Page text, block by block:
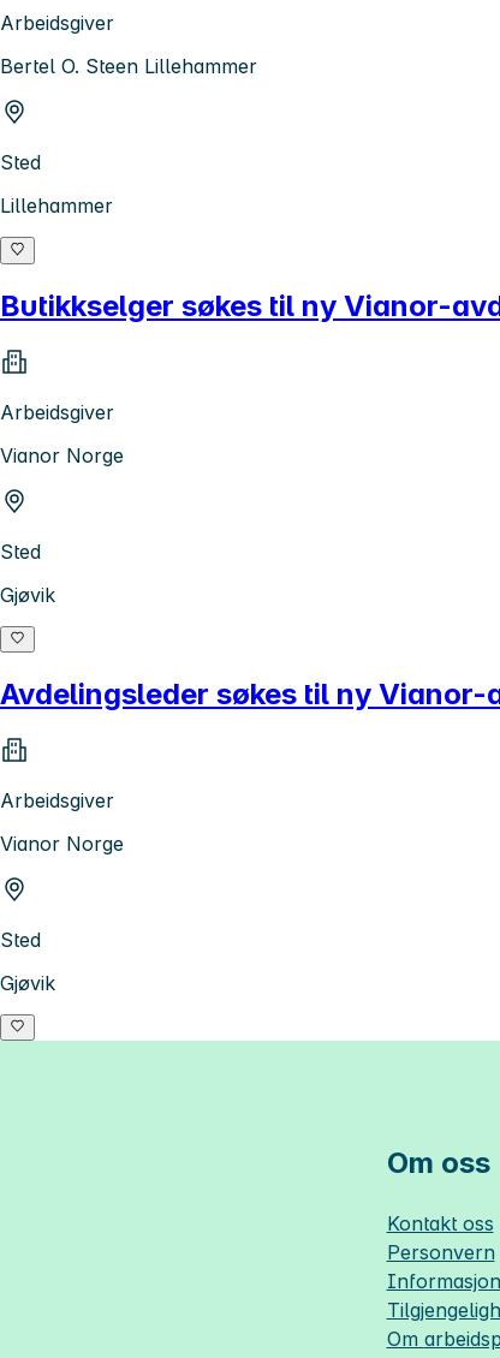
Arbeidsgiver
Bertel O. Steen Lillehammer
Sted
Lillehammer
Butikkselger søkes til ny Vianor-
Arbeidsgiver
Vianor Norge
Sted
Gjøvik
Avdelingsleder søkes til ny Vianor-
Arbeidsgiver
Vianor Norge
Sted
Gjøvik
Om oss
Kontakt oss
Personvern
Om